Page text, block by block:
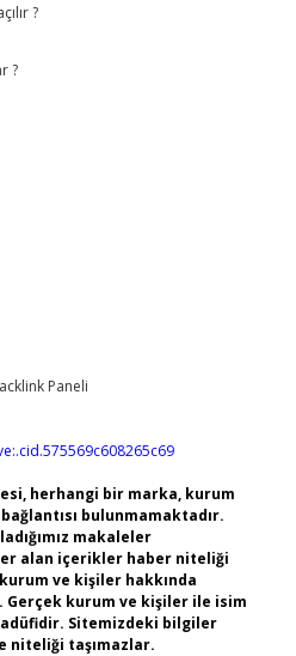
?
?
herhangi bir marka, kurum
bulunmamaktadır.
makaleler
alan içerikler haber niteliği
ve kişiler hakkında
Gerçek kurum ve kişiler ile isim
Sitemizdeki bilgiler
niteliği taşımazlar.